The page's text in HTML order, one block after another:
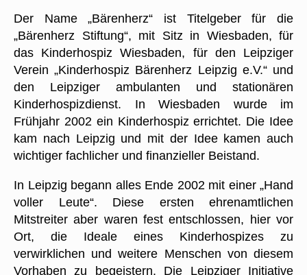
Der Name „Bärenherz“ ist Titelgeber für die
„Bärenherz Stiftung“, mit Sitz in Wiesbaden, für
das Kinderhospiz Wiesbaden, für den Leipziger
Verein „Kinderhospiz Bärenherz Leipzig e.V.“ und
den Leipziger ambulanten und stationären
Kinderhospizdienst. In Wiesbaden wurde im
Frühjahr 2002 ein Kinderhospiz errichtet. Die Idee
kam nach Leipzig und mit der Idee kamen auch
wichtiger fachlicher und finanzieller Beistand.
In Leipzig begann alles Ende 2002 mit einer „Hand
voller Leute“. Diese ersten ehrenamtlichen
Mitstreiter aber waren fest entschlossen, hier vor
Ort, die Ideale eines Kinderhospizes zu
verwirklichen und weitere Menschen von diesem
Vorhaben zu begeistern. Die Leipziger Initiative